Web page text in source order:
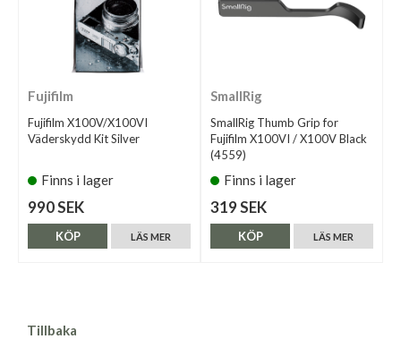
Fujifilm
Fujifilm X100V/X100VI
Väderskydd Kit Silver
Finns i lager
990 SEK
LÄS MER
KÖP
SmallRig
SmallRig Thumb Grip for
Fujifilm X100VI / X100V Black
(4559)
Finns i lager
319 SEK
LÄS MER
KÖP
Tillbaka